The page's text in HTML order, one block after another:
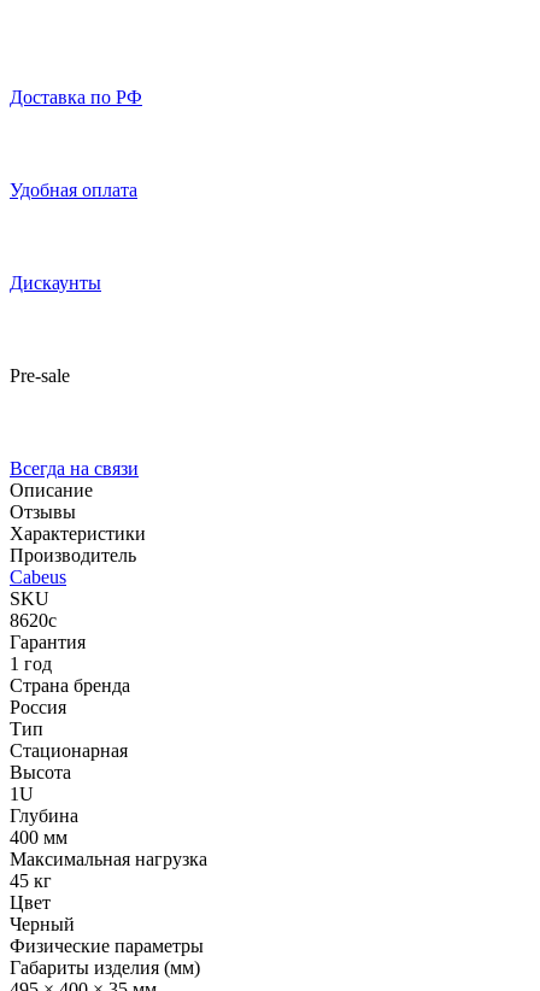
Доставка по РФ
Удобная оплата
Дискаунты
Pre-sale
Всегда на связи
Описание
Отзывы
Характеристики
Производитель
Cabeus
SKU
8620c
Гарантия
1 год
Страна бренда
Россия
Тип
Стационарная
Высота
1U
Глубина
400 мм
Максимальная нагрузка
45 кг
Цвет
Черный
Физические параметры
Габариты изделия (мм)